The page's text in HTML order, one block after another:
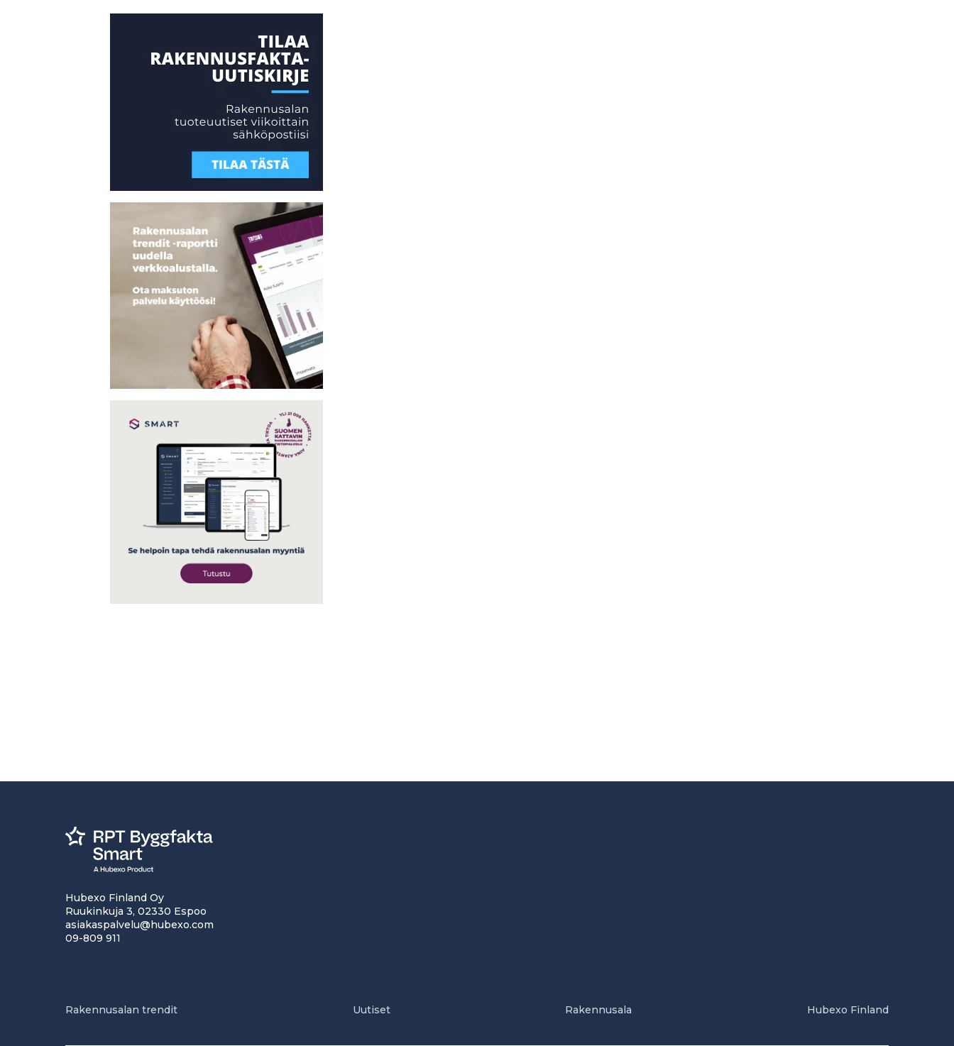
Hubexo Finland Oy
Ruukinkuja 3, 02330 Espoo
asiakaspalvelu@hubexo.com
09-809 911
Rakennusalan trendit Uutiset Rakennusala Hubexo Finland